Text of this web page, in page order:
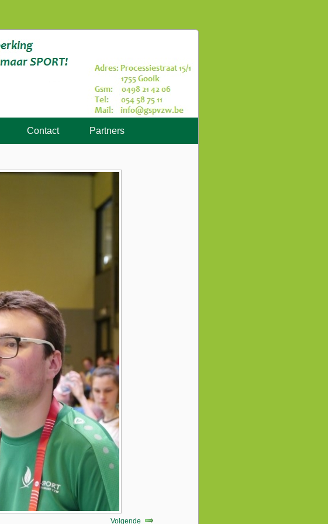
Contact Partners
Volgende